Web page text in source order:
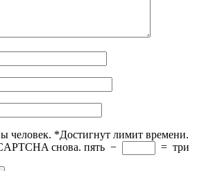
человек. *Достигнут лимит времени.
снова. пять − = три